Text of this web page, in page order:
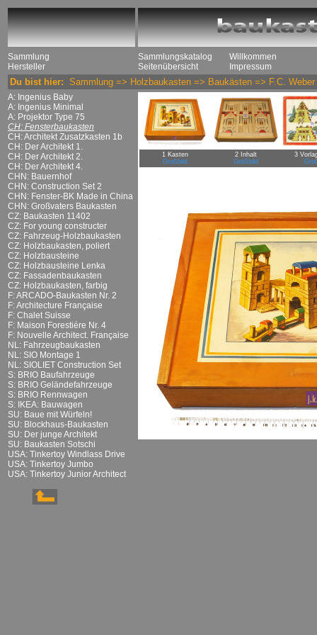
Sammlung
Hersteller
Sammlungskatalog
Seitenübersicht
Willkommen
Impressum
Du bist hier: Sammlung => Holzbaukasten => Baukästen => F.C. Weber
A: Ingenius Baby
A: Ingenius Minimal
A: Projektor Type 75
CH: Fensterbaukasten
CH: Architekt Zusatzkasten 1b
CH: Der Architekt 1.
CH: Der Architekt 2.
CH: Der Architekt 4.
CHN: Bauernhof
CHN: Construction Set 2
CHN: Fenster-BK Made in China
CHN: Großvaters Baukasten
CZ: Baukasten 11402
CZ: For young constructer
CZ: Fahrzeug-Holzbaukasten
CZ: Holzbaukasten, poliert
CZ: Holzbausteine
CZ: Holzbausteine Lenka
CZ: Fassadenbaukasten
CZ: Holzbaukasten, farbig
F: ARCADO-Baukasten Nr. 2
F: Architecture Française
F: Chalet Suisse
F: Maison Forestiére Nr. 4
F: Nouvelle Architect. Française
NL: Fahrzeugbaukasten
NL: SIO Montage 1
NL: SIOLIET Construction Set
S: BRIO Baufahrzeuge
S: BRIO Geländefahrzeuge
S: BRIO Rennwagen
S: IKEA: Bauwagen
SU: Baue mit Würfeln!
SU: Blockhaus-Baukasten
SU: Der junge Architekt
SU: Baukasten Sotschi
USA: Tinkertoy Windlass Drive
USA: Tinkertoy Jumbo
USA: Tinkertoy Junior Architect
1 Kasten
Großbild
2 Inhalt
Großbild
3